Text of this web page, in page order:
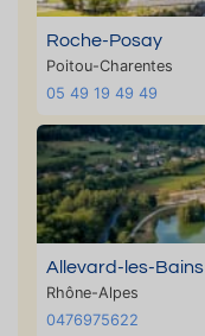
Roche-Posay
Poitou-Charentes
05 49 19 49 49
Allevard-les-Bains
Rhône-Alpes
0476975622